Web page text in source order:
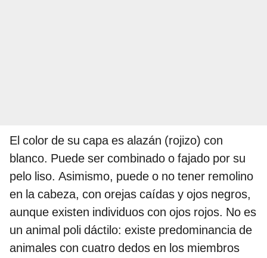
El color de su capa es alazán (rojizo) con
blanco. Puede ser combinado o fajado por su
pelo liso. Asimismo, puede o no tener remolino
en la cabeza, con orejas caídas y ojos negros,
aunque existen individuos con ojos rojos. No es
un animal poli dáctilo: existe predominancia de
animales con cuatro dedos en los miembros